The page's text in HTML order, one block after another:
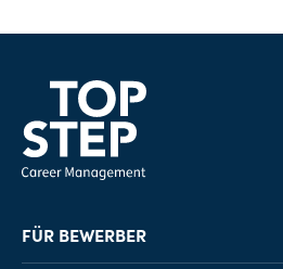
FÜR BEWERBER